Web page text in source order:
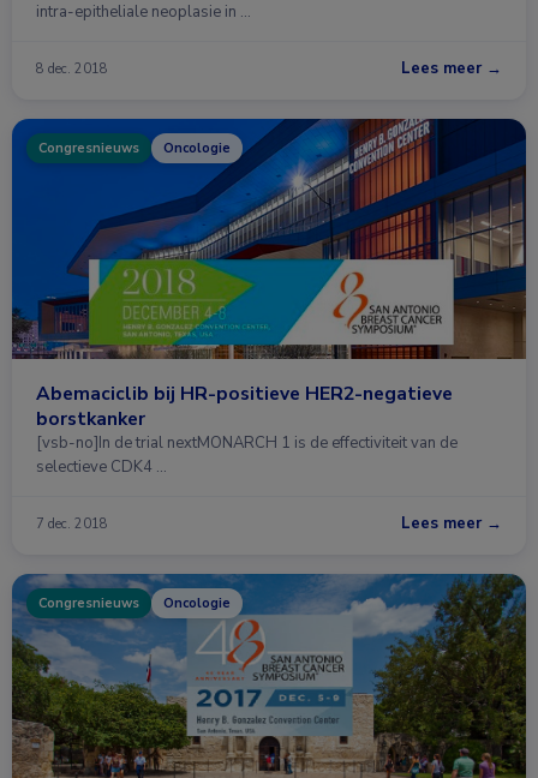
intra-epitheliale neoplasie in …
8 dec. 2018 Lees meer →
Congresnieuws Oncologie
Abemaciclib bij HR-positieve HER2-negatieve
borstkanker
[vsb-no]In de trial nextMONARCH 1 is de effectiviteit van de
selectieve CDK4 …
7 dec. 2018 Lees meer →
Congresnieuws Oncologie